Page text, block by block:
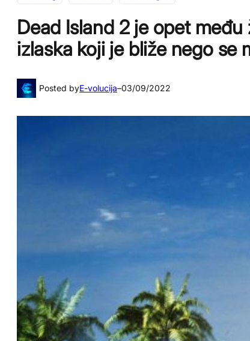
Dead Island 2 je opet
izlaska koji je bliže nego se
Posted byE-volucija–03/09/2022